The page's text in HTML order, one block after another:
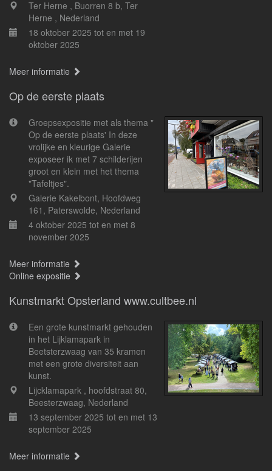
Ter Herne , Buorren 8 b, Ter
Herne , Nederland
18 oktober 2025 tot en met 19
oktober 2025
Meer informatie
Op de eerste plaats
Groepsexpositie met als thema "
Op de eerste plaats' In deze
vrolijke en kleurige Galerie
exposeer ik met 7 schilderijen
groot en klein met het thema
"Tafeltjes".
Galerie Kakelbont, Hoofdweg
161, Paterswolde, Nederland
4 oktober 2025 tot en met 8
november 2025
Meer informatie
Online expositie
Kunstmarkt Opsterland www.cultbee.nl
Een grote kunstmarkt gehouden
in het Lijklamapark in
Beetsterzwaag van 35 kramen
met een grote diversiteit aan
kunst.
Lijcklamapark , hoofdstraat 80,
Beesterzwaag, Nederland
13 september 2025 tot en met 13
september 2025
Meer informatie